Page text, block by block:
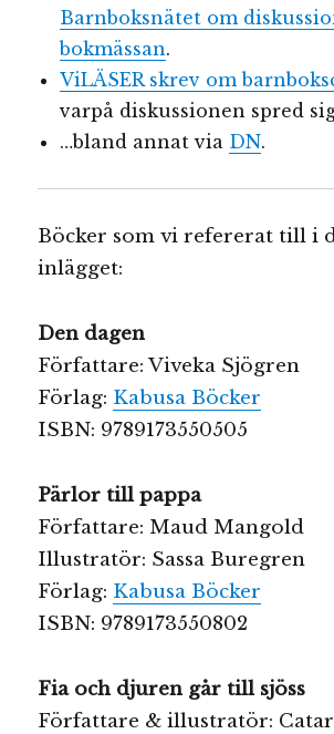
Barnboksnätet om
bokmässan.
ViLÄSER skrev om
varpå diskussionen spred
…bland annat via DN.
Böcker som vi refererat till i
inlägget:
Den dagen
Författare: Viveka Sjögren
Förlag: Kabusa Böcker
ISBN: 9789173550505
Pärlor till pappa
Författare: Maud Mangold
Illustratör: Sassa Buregren
Förlag: Kabusa Böcker
ISBN: 9789173550802
Fia och djuren går till sjöss
Författare & illustratör: